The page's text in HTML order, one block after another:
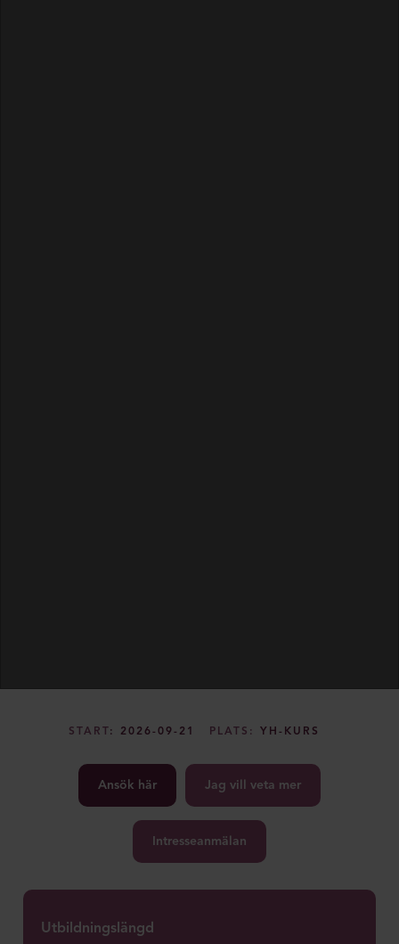
START : 2026-09-21 PLATS: YH-KURS
Ansök här Jag vill veta mer
Intresseanmälan
Utbildningslängd